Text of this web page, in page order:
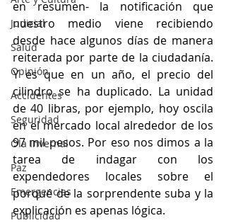
Judicial
Salud
Opinión
Accidentes
Seguridad
Ola Invernal
Paz
Emergencias
Publicidad
en resumen- la notificación que
nuestro medio viene recibiendo
desde hace algunos días de manera
reiterada por parte de la ciudadanía.
Y es que en un año, el precio del
cilindro se ha duplicado. La unidad
de 40 libras, por ejemplo, hoy oscila
en el mercado local alrededor de los
97 mil pesos. Por eso nos dimos a la
tarea de indagar con los
expendedores locales sobre el
porqué de la sorprendente suba y la
explicación es apenas lógica.